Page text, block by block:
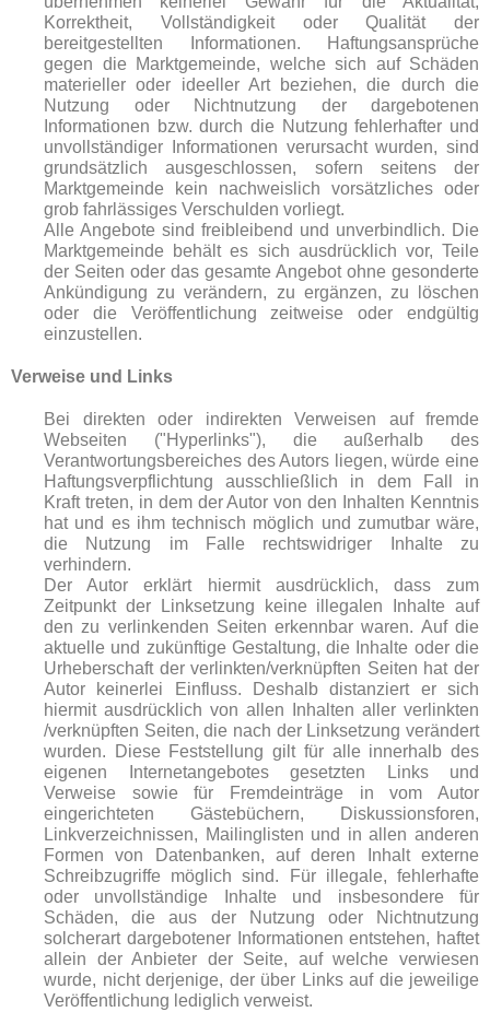
Korrektheit, Vollständigkeit oder Qualität der
bereitgestellten Informationen. Haftungsansprüche
gegen die Marktgemeinde, welche sich auf Schäden
materieller oder ideeller Art beziehen, die durch die
Nutzung oder Nichtnutzung der dargebotenen
Informationen bzw. durch die Nutzung fehlerhafter und
unvollständiger Informationen verursacht wurden, sind
grundsätzlich ausgeschlossen, sofern seitens der
Marktgemeinde kein nachweislich vorsätzliches oder
grob fahrlässiges Verschulden vorliegt.
Alle Angebote sind freibleibend und unverbindlich. Die
Marktgemeinde behält es sich ausdrücklich vor, Teile
der Seiten oder das gesamte Angebot ohne gesonderte
Ankündigung zu verändern, zu ergänzen, zu löschen
oder die Veröffentlichung zeitweise oder endgültig
einzustellen.
Verweise und Links
Bei direkten oder indirekten Verweisen auf fremde
Webseiten ("Hyperlinks"), die außerhalb des
Verantwortungsbereiches des Autors liegen, würde eine
Haftungsverpflichtung ausschließlich in dem Fall in
Kraft treten, in dem der Autor von den Inhalten Kenntnis
hat und es ihm technisch möglich und zumutbar wäre,
die Nutzung im Falle rechtswidriger Inhalte zu
verhindern.
Der Autor erklärt hiermit ausdrücklich, dass zum
Zeitpunkt der Linksetzung keine illegalen Inhalte auf
den zu verlinkenden Seiten erkennbar waren. Auf die
aktuelle und zukünftige Gestaltung, die Inhalte oder die
Urheberschaft der verlinkten/verknüpften Seiten hat der
Autor keinerlei Einfluss. Deshalb distanziert er sich
hiermit ausdrücklich von allen Inhalten aller verlinkten
/verknüpften Seiten, die nach der Linksetzung verändert
wurden. Diese Feststellung gilt für alle innerhalb des
eigenen Internetangebotes gesetzten Links und
Verweise sowie für Fremdeinträge in vom Autor
eingerichteten Gästebüchern, Diskussionsforen,
Linkverzeichnissen, Mailinglisten und in allen anderen
Formen von Datenbanken, auf deren Inhalt externe
Schreibzugriffe möglich sind. Für illegale, fehlerhafte
oder unvollständige Inhalte und insbesondere für
Schäden, die aus der Nutzung oder Nichtnutzung
solcherart dargebotener Informationen entstehen, haftet
allein der Anbieter der Seite, auf welche verwiesen
wurde, nicht derjenige, der über Links auf die jeweilige
Veröffentlichung lediglich verweist.